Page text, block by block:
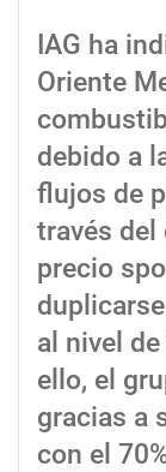
IAG ha
Oriente
debido a
flujos de
través del
precio
al nivel
ello, el
gracias a
con el